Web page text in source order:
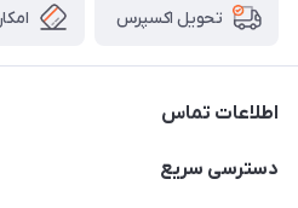
تحویل اکسپرس
اطلاعات تماس
09165044753
دسترسی سریع